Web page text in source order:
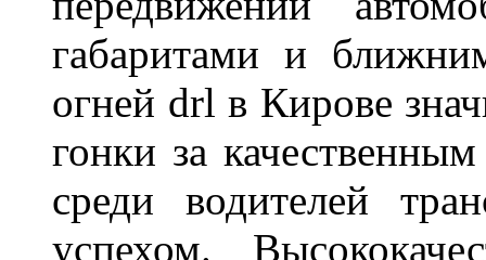
габаритами и
огней drl в Кирове
гонки за
среди водителей
успехом.